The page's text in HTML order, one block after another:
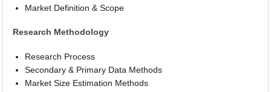
Market Definition & Scope
Research Methodology
Research Process
Secondary & Primary Data Methods
Market Size Estimation Methods